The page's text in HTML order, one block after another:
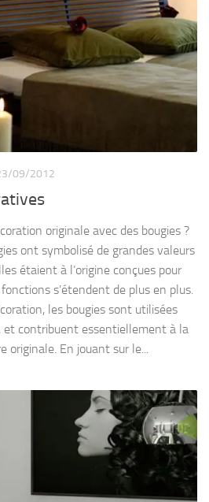
09/2012
originale avec des bougies ?
ont symbolisé de grandes valeurs
étaient à l’origine conçues pour
fonctions s’étendent de plus en plus.
les bougies sont utilisées
et contribuent essentiellement à la
originale. En jouant sur le...